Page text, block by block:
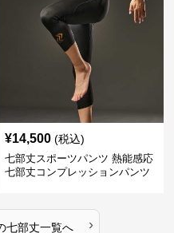
¥14,500 (税込)
七部丈スポーツパンツ 熱能感応
七部丈コンプレッションパンツ
七部丈一覧へ ›